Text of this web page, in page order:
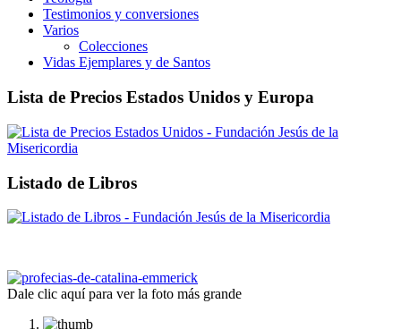
Testimonios y conversiones
Varios
Colecciones
Vidas Ejemplares y de Santos
Lista de Precios Estados Unidos y Europa
Listado de Libros
Dale clic aquí para ver la foto más grande